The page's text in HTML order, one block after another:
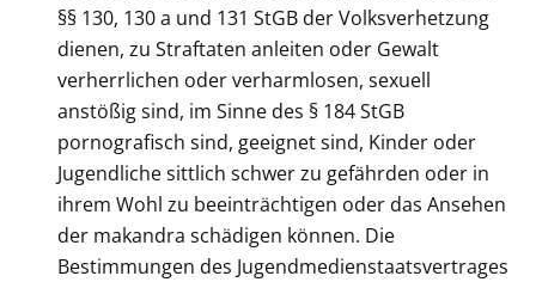
§§ 130, 130 a und 131 StGB der Volksverhetzung
dienen, zu Straftaten anleiten oder Gewalt
verherrlichen oder verharmlosen, sexuell
anstößig sind, im Sinne des § 184 StGB
pornografisch sind, geeignet sind, Kinder oder
Jugendliche sittlich schwer zu gefährden oder in
ihrem Wohl zu beeinträchtigen oder das Ansehen
der makandra schädigen können. Die
Bestimmungen des Jugendmedienstaatsvertrages